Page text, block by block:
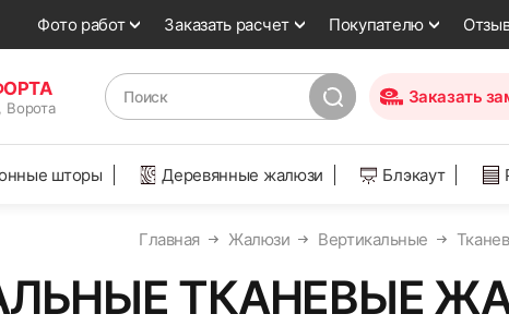
Фото работ Заказать расчет Покупателю
Ворота
Заказать
шторы Деревянные жалюзи Блэкаут
Главная Жалюзи Вертикальные
ТКАНЕВЫЕ